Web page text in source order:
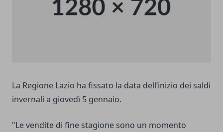
La Regione Lazio ha fissato la data dell’inizio dei saldi
invernali a giovedì 5 gennaio.
"Le vendite di fine stagione sono un momento